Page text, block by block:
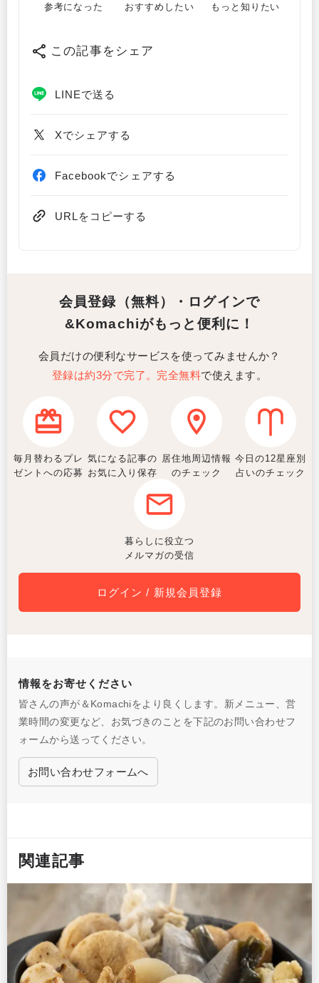
参考になった おすすめしたい もっと知りたい
この記事をシェア
LINEで送る
Xでシェアする
Facebookでシェアする
URLをコピーする
会員登録（無料）・ログインで
&Komachiがもっと便利に！
会員だけの便利なサービスを使ってみませんか？
登録は約3分で完了。完全無料で使えます。
毎月替わるプレ
ゼントへの応募
気になる記事の
お気に入り保存
居住地周辺情報
のチェック
今日の12星座別
占いのチェック
暮らしに役立つ
メルマガの受信
ログイン / 新規会員登録
情報をお寄せください
皆さんの声が＆Komachiをより良くします。新メニュー、営
業時間の変更など、お気づきのことを下記のお問い合わせフ
ォームから送ってください。
お問い合わせフォームへ
関連記事